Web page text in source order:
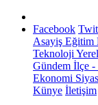
Facebook
Asayiş Eğitim
Teknoloji Yerel
Gündem İlçe -
Ekonomi
Künye İletişim